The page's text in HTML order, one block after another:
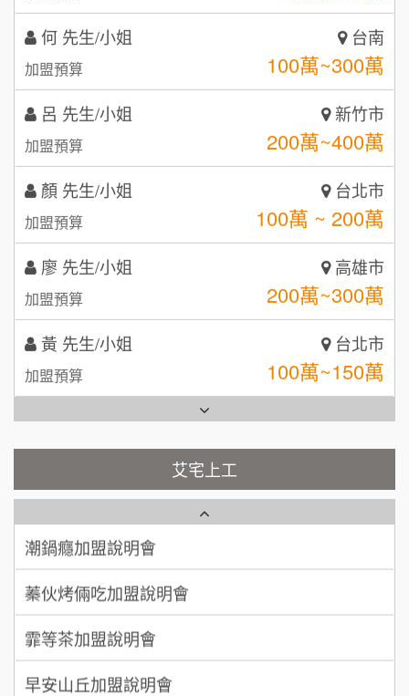
4 潮鍋癮
7 88thai發發泰-泰式飯行家
8 呷尚寶
SHARE TEA歇腳亭
10 TEA TOP台灣第一味
何 先生/小姐 台南
加盟預算 100萬~300萬
呂 先生/小姐 新竹市
加盟預算 200萬~400萬
顏 先生/小姐 台北市
加盟預算 100萬 ~ 200萬
廖 先生/小姐 高雄市
加盟預算 200萬~300萬
黃 先生/小姐 台北市
加盟預算 100萬~150萬
林 先生/小姐 屏東縣
加盟預算 100萬 ~ 200萬
吳 先生/小姐 屏東縣
加盟預算 100萬~200萬
周 先生/小姐 台北
加盟預算
徐 先生/小姐
加盟預算
艾宅上工
【曉妍美妝】誠徵行政櫃檯
自助洗衣店誠徵代洗收送人員(台中市)
MUSHEN徵SPA美容芳療師
日十。早午食加盟說明會
拾鑶火鍋加盟說明會
全家加盟說明會
彭富貴加盟說明會
NU PASTA義大利麵加盟說明會
潮鍋癮加盟說明會
蓁伙烤倆吃加盟說明會
霏等茶加盟說明會
早安山丘加盟說明會
藍象廷泰式火鍋加盟說明會
日十。早午食加盟說明會
上宇林加盟說明會
莫尼早餐Morni加盟說明會
手作功夫茶加盟說明會